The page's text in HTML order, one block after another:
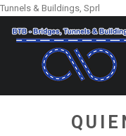
Tunnels & Buildings, Sprl